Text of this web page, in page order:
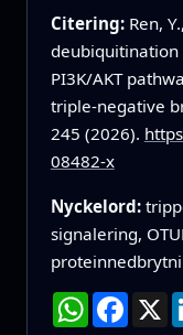
Citering: Ren,
deubiquitination
PI3K/AKT
triple-negative
245 (2026).
08482-x
Nyckelord:
signalering,
WhatsApp
X